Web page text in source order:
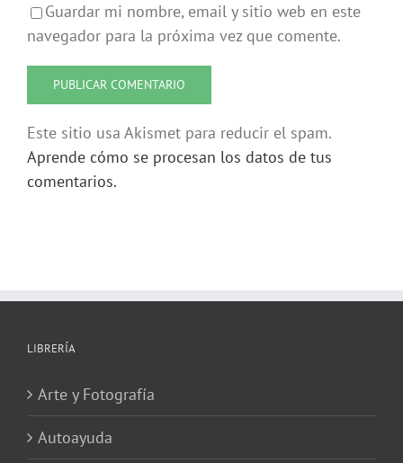
Guardar mi nombre, email y sitio web en este
navegador para la próxima vez que comente.
Este sitio usa Akismet para reducir el spam.
Aprende cómo se procesan los datos de tus
comentarios.
LIBRERÍA
Arte y Fotografía
Autoayuda